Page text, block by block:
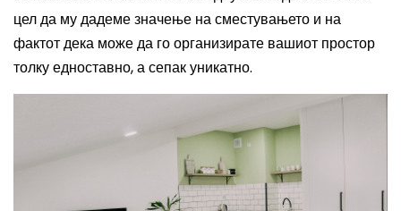
цел да му дадеме значење на сместувањето и на
фактот дека може да го организирате вашиот простор
толку едноставно, а сепак уникатно.